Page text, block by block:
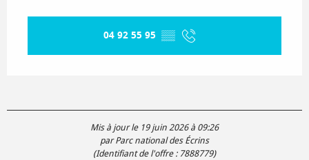
04 92 55 95 ▒▒
Mis à jour le 19 juin 2026 à 09:26
par Parc national des Écrins
(Identifiant de l'offre : 7888779)